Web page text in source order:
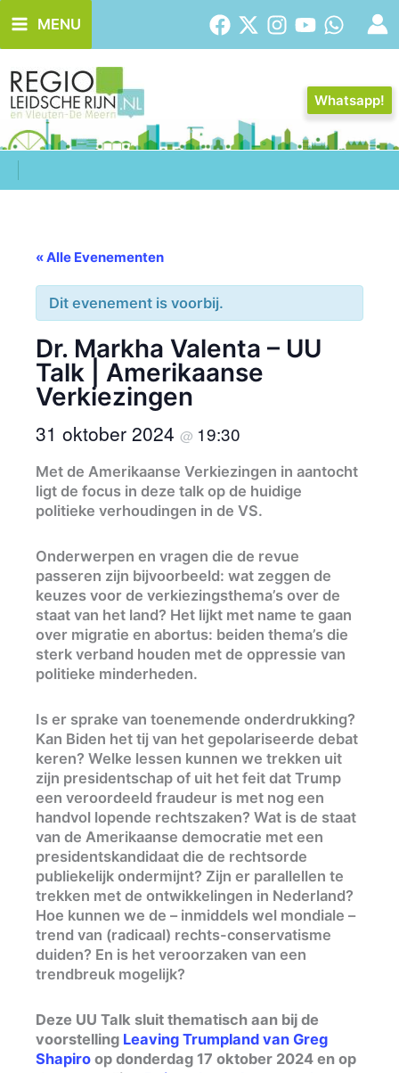
naar
de
inhoud
MENU
Whatsapp!
« Alle Evenementen
Dit evenement is voorbij.
Dr. Markha Valenta – UU
Talk | Amerikaanse
Verkiezingen
31 oktober 2024 @ 19:30
Met de Amerikaanse Verkiezingen in aantocht
ligt de focus in deze talk op de huidige
politieke verhoudingen in de VS.
Onderwerpen en vragen die de revue
passeren zijn bijvoorbeeld: wat zeggen de
keuzes voor de verkiezingsthema’s over de
staat van het land? Het lijkt met name te gaan
over migratie en abortus: beiden thema’s die
sterk verband houden met de oppressie van
politieke minderheden.
Is er sprake van toenemende onderdrukking?
Kan Biden het tij van het gepolariseerde debat
keren? Welke lessen kunnen we trekken uit
zijn presidentschap of uit het feit dat Trump
een veroordeeld fraudeur is met nog een
handvol lopende rechtszaken? Wat is de staat
van de Amerikaanse democratie met een
presidentskandidaat die de rechtsorde
publiekelijk ondermijnt? Zijn er parallellen te
trekken met de ontwikkelingen in Nederland?
Hoe kunnen we de – inmiddels wel mondiale –
trend van (radicaal) rechts-conservatisme
duiden? En is het veroorzaken van een
trendbreuk mogelijk?
Deze UU Talk sluit thematisch aan bij de
voorstelling Leaving Trumpland van Greg
Shapiro op donderdag 17 oktober 2024 en op